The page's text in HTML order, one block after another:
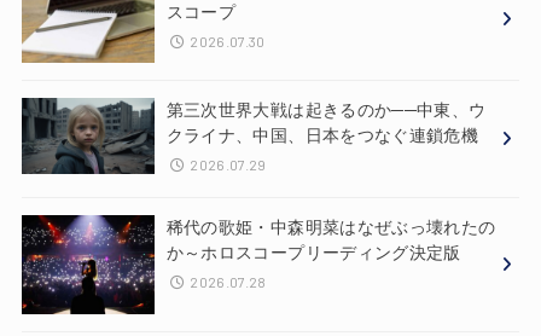
スコープ
2026.07.30
第三次世界大戦は起きるのか──中東、ウ
クライナ、中国、日本をつなぐ連鎖危機
2026.07.29
稀代の歌姫・中森明菜はなぜぶっ壊れたの
か～ホロスコープリーディング決定版
2026.07.28